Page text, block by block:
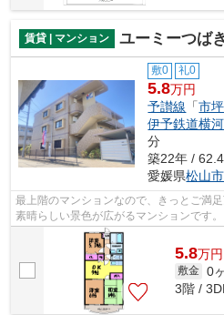
賃貸 | マンション ユーミーつば
敷0 礼0
5.8万円
予讃線 「市坪
伊予鉄道横
分
築22年 /
愛媛県松山市
最上階のマンションなので、きっとご満
素晴らしい景色が広がるマンションです
のが見つかれば、当社までお気軽にご...
5.8万円
敷金 0
3階 /